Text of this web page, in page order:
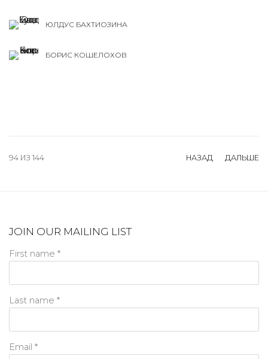
ЮЛДУС БАХТИОЗИНА
БОРИС КОШЕЛОХОВ
НАЗАД ДАЛЬШЕ
94 ИЗ 144
JOIN OUR MAILING LIST
First name *
Last name *
Email *